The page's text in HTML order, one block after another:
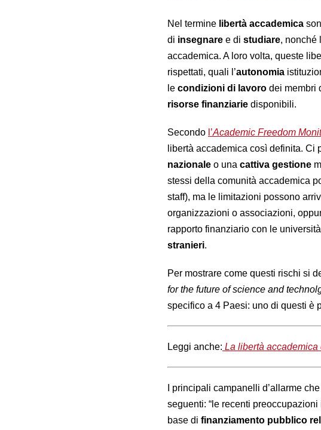
Nel termine libertà accademica
di insegnare e di studiare, nonché
accademica. A loro volta, queste
rispettati, quali l’autonomia
le condizioni di lavoro dei membri
risorse finanziarie disponibili.
Secondo l’Academic Freedom
libertà accademica così definita. Ci
nazionale o una cattiva gestione
stessi della comunità accademica
staff), ma le limitazioni possono
organizzazioni o associazioni,
rapporto finanziario con le
stranieri.
Per mostrare come questi rischi si
for the future of science and
specifico a 4 Paesi: uno di questi è
Leggi anche: La libertà
I principali campanelli d’allarme
seguenti: “le recenti
base di finanziamento pubblico